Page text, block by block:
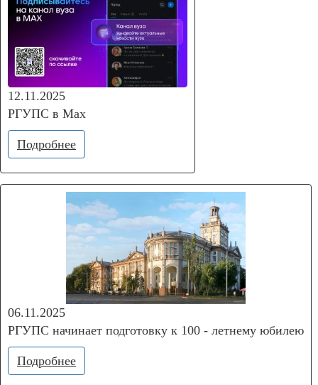
12.11.2025
РГУПС в Мах
Подробнее
06.11.2025
РГУПС начинает подготовку к 100 - летнему юбилею
Подробнее